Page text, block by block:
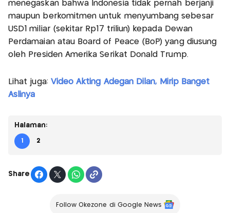
menegaskan bahwa Indonesia tidak pernah berjanji
maupun berkomitmen untuk menyumbang sebesar
USD1 miliar (sekitar Rp17 triliun) kepada Dewan
Perdamaian atau Board of Peace (BoP) yang diusung
oleh Presiden Amerika Serikat Donald Trump.
Lihat juga: Video Akting Adegan Dilan, Mirip Banget
Aslinya
Halaman:
1 2
Share
Follow Okezone di Google News